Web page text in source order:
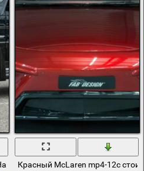
заднем плане снег и голые
Красный McLaren mp4-12c